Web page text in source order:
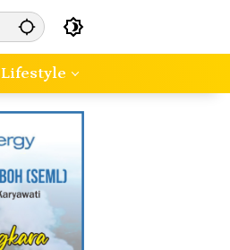
Lifestyle